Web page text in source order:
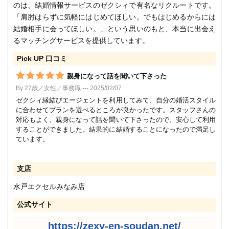
のは、結婚情報サービスのゼクシィで有名なリクルートです。
「肩肘はらずに気軽にはじめてほしい。でもはじめるからには
結婚相手に会ってほしい。」という思いのもと、本当に出会え
るマッチングサービスを提供しています。
Pick UP 口コミ
親身になって話を聞いて下さった
By 27歳／女性／事務職 --- 2025/02/07
ゼクシィ縁結びエージェントを利用してみて、自分の婚活スタイル
に合わせてプランを選べるところが良かったです。スタッフさんの
対応もよく、親身になって話を聞いて下さったので、安心して利用
することができました。結果的に結婚することになったので満足し
ています。
支店
水戸エクセルみなみ店
公式サイト
https://zexy-en-soudan.net/